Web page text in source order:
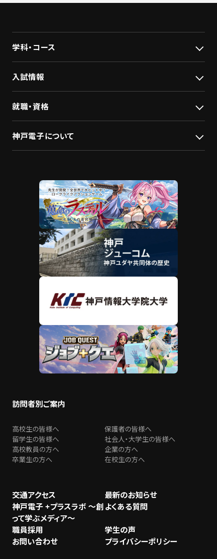
学科・コース
入試情報
就職・資格
神戸電子について
訪問者別ご案内
高校生の皆様へ
保護者の皆様へ
留学生の皆様へ
社会人・大学生の皆様へ
高校教員の方へ
企業の方へ
卒業生の方へ
在校生の方へ
交通アクセス
最新のお知らせ
神戸電子 +プラスラボ ～創
って学ぶメディア～
よくある質問
職員採用
学生の声
お問い合わせ
プライバシーポリシー